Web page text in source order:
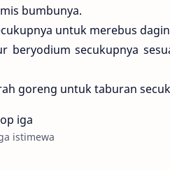
bumbunya.
untuk merebus
beryodium secukupnya
goreng untuk taburan
istimewa